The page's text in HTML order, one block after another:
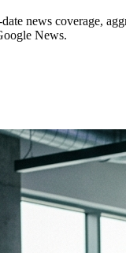
news coverage,
News.